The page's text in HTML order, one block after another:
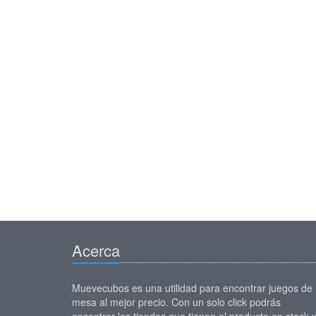
Acerca
Muevecubos es una utilidad para encontrar juegos de
mesa al mejor precio. Con un solo click podrás